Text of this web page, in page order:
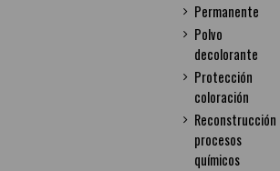
Permanente
Polvo
decolorante
Protección
coloración
Reconstrucción
procesos
químicos